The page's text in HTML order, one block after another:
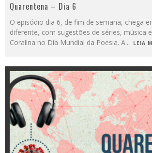
Quarentena – Dia 6
O episódio dia 6, de fim de semana, chega
diferente, com sugestões de séries, música
Coralina no Dia Mundial da Poesia. A... LEIA